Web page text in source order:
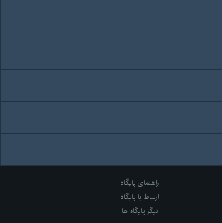
راهنمای پایگاه
ارتباط با پایگاه
دیگر پایگاه ها